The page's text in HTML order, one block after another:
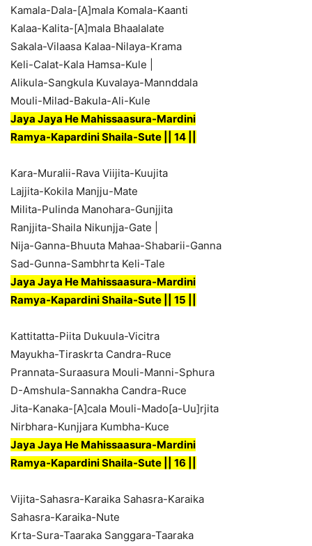
Kamala-Dala-[A]mala Komala-Kaanti
Kalaa-Kalita-[A]mala Bhaalalate
Sakala-Vilaasa Kalaa-Nilaya-Krama
Keli-Calat-Kala Hamsa-Kule |
Alikula-Sangkula Kuvalaya-Mannddala
Mouli-Milad-Bakula-Ali-Kule
Jaya Jaya He Mahissaasura-Mardini
Ramya-Kapardini Shaila-Sute || 14 ||
Kara-Muralii-Rava Viijita-Kuujita
Lajjita-Kokila Manjju-Mate
Milita-Pulinda Manohara-Gunjjita
Ranjjita-Shaila Nikunjja-Gate |
Nija-Ganna-Bhuuta Mahaa-Shabarii-Ganna
Sad-Gunna-Sambhrta Keli-Tale
Jaya Jaya He Mahissaasura-Mardini
Ramya-Kapardini Shaila-Sute || 15 ||
Kattitatta-Piita Dukuula-Vicitra
Mayukha-Tiraskrta Candra-Ruce
Prannata-Suraasura Mouli-Manni-Sphura
D-Amshula-Sannakha Candra-Ruce
Jita-Kanaka-[A]cala Mouli-Mado[a-Uu]rjita
Nirbhara-Kunjjara Kumbha-Kuce
Jaya Jaya He Mahissaasura-Mardini
Ramya-Kapardini Shaila-Sute || 16 ||
Vijita-Sahasra-Karaika Sahasra-Karaika
Sahasra-Karaika-Nute
Krta-Sura-Taaraka Sanggara-Taaraka